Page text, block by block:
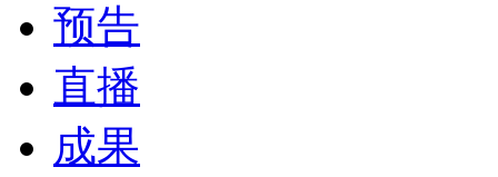
预告
直播
成果